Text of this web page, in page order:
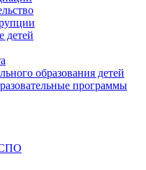
детей
образования детей
программы
СПО